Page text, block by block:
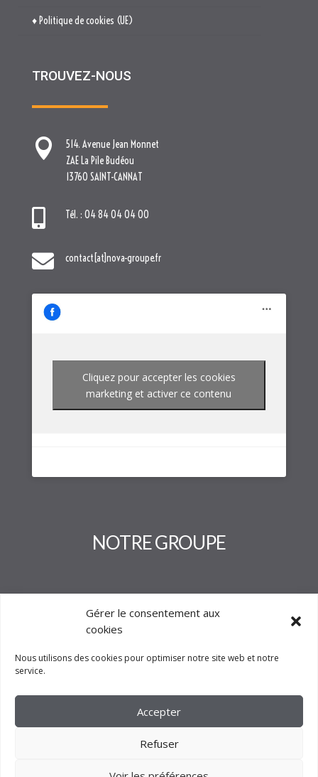
Gérer le consentement aux
cookies
Nous utilisons des cookies pour optimiser notre site web et notre
service.
Accepter
Refuser
♦ Politique de cookies (UE)
TROUVEZ-NOUS

514. Avenue Jean Monnet
ZAE La Pile Budéou
13760 SAINT-CANNAT
 Tél. : 04 84 04 04 00
 contact[at]nova-groupe.fr
Cliquez pour accepter les cookies
marketing et activer ce contenu
NOTRE GROUPE